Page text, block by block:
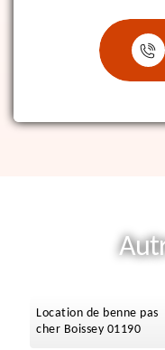
Location de benne pas
cher Boissey 01190